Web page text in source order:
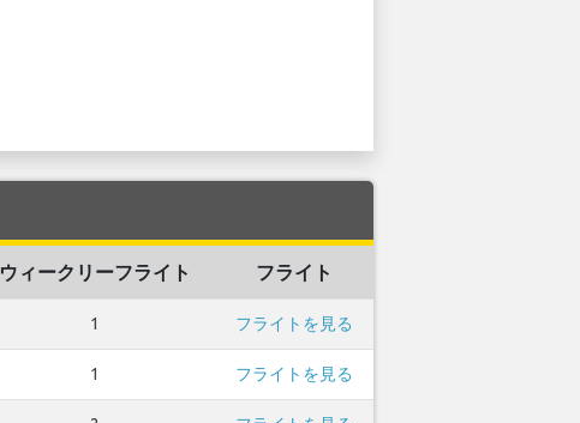
ウィークリーフライト フライト
1 フライトを見る
1 フライトを見る